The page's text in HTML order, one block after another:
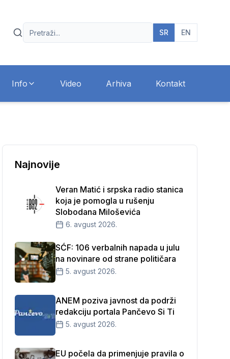
SR EN
Info Video Arhiva Kontakt
Najnovije
Veran Matić i srpska radio stanica
koja je pomogla u rušenju
Slobodana Miloševića
6. avgust 2026.
SĆF: 106 verbalnih napada u julu
na novinare od strane političara
5. avgust 2026.
ANEM poziva javnost da podrži
redakciju portala Pančevo Si Ti
5. avgust 2026.
EU počela da primenjuje pravila o